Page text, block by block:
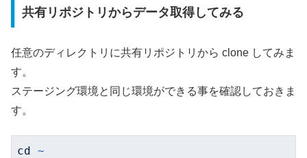
共有リポジトリからデータ取得してみる
任意のディレクトリに共有リポジトリから clone してみま
す。
ステージング環境と同じ環境ができる事を確認しておきま
す。
cd ~